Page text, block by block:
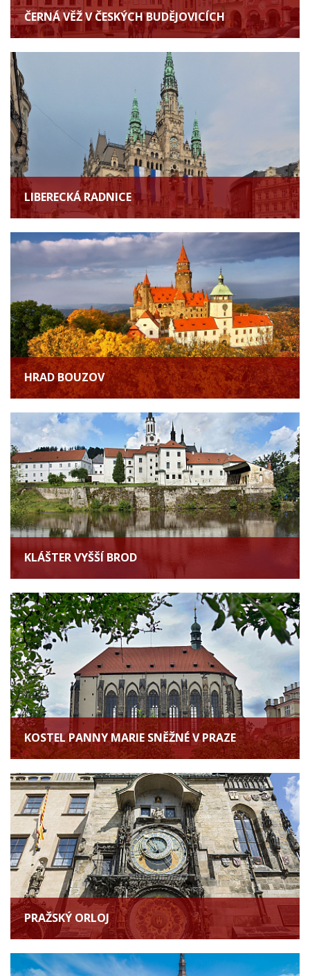
ČERNÁ VĚŽ V ČESKÝCH BUDĚJOVICÍCH
LIBERECKÁ RADNICE
HRAD BOUZOV
KLÁŠTER VYŠŠÍ BROD
KOSTEL PANNY MARIE SNĚŽNÉ V PRAZE
PRAŽSKÝ ORLOJ